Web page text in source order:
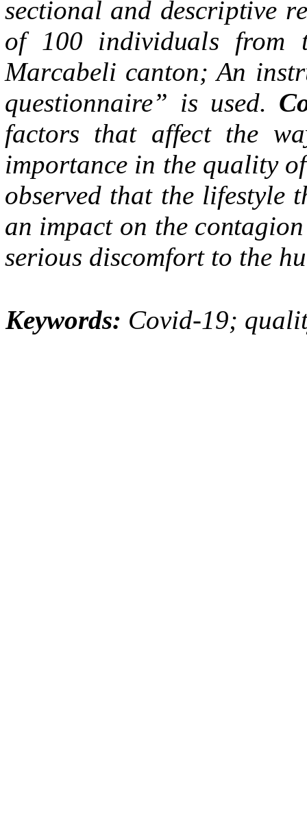
sectional and descriptive re
of 100 individuals from
Marcabeli canton;An instr
questionnaire” is used. C
factors that affect the wa
importance in the quality
observed that the lifestyle t
an impact on the contagion
serious discomfort to the hu
Keywords: Covid-19;